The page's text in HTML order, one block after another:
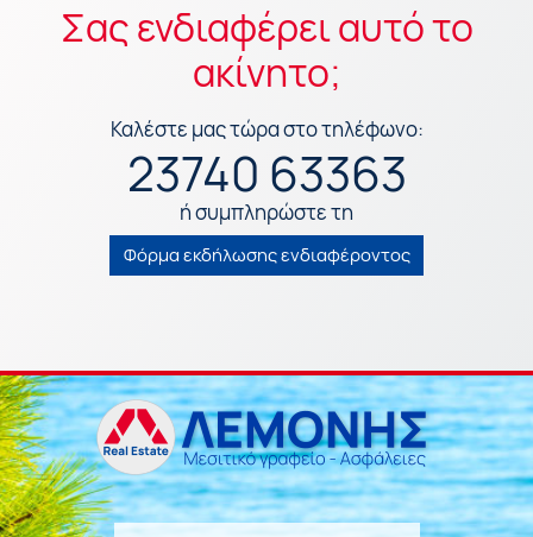
Σας ενδιαφέρει αυτό το
ακίνητο;
Καλέστε μας τώρα στο τηλέφωνο:
23740 63363
ή συμπληρώστε τη
Φόρμα εκδήλωσης ενδιαφέροντος